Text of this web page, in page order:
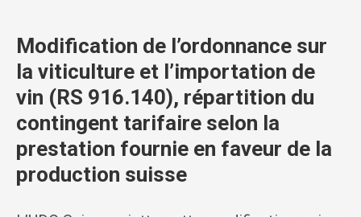
Modification de l’ordonnance sur
la viticulture et l’importation de
vin (RS 916.140), répartition du
contingent tarifaire selon la
prestation fournie en faveur de la
production suisse